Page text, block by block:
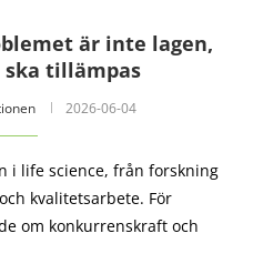
är inte lagen,
tillämpas
2026-06-04
i life science, från forskning
kvalitetsarbete. För
om konkurrenskraft och